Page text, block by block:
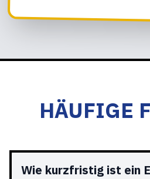
HÄUFIGE
Wie kurzfristig ist ein